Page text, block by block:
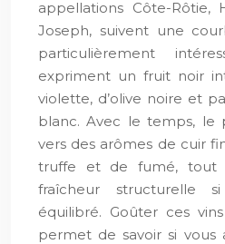
appellations Côte-Rôtie,
Joseph, suivent une
particulièrement
expriment un fruit noir
violette, d’olive noire et
blanc. Avec le temps, le
vers des arômes de cuir
truffe et de fumé, tout
fraîcheur structurelle
équilibré. Goûter ces
permet de savoir si vous